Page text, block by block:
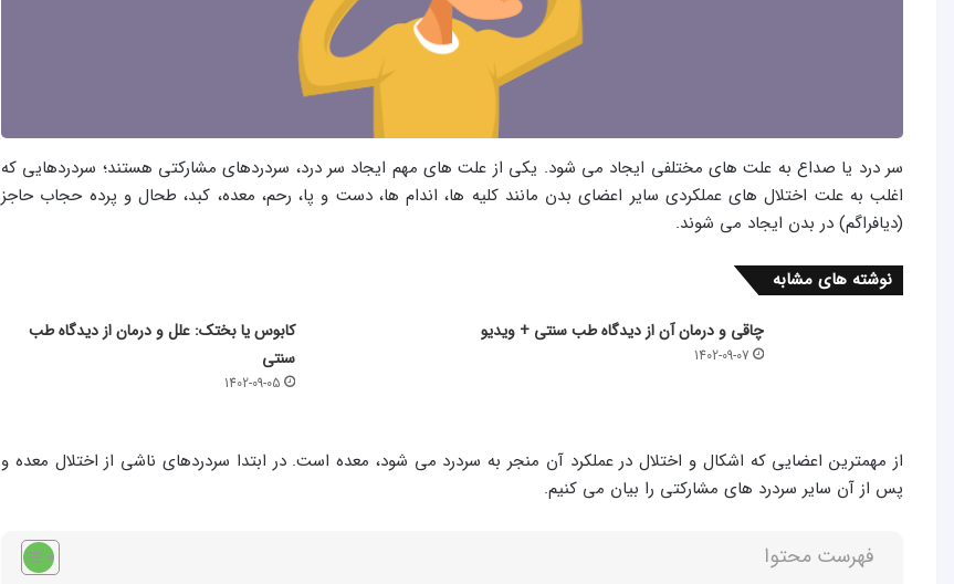
سر درد یا صداع به علت های مختلفی ایجاد می شود. یکی از علت های مهم ایجاد سر درد، سردردهای مشارکتی هستند؛ سردردهایی که
اغلب به علت اختلال های عملکردی سایر اعضای بدن مانند کلیه ها، اندام ها، دست و پا، رحم، معده، کبد، طحال و پرده حجاب حاجز
(دیافراگم) در بدن ایجاد می شوند.
نوشته های مشابه
چاقی و درمان آن از دیدگاه طب سنتی + ویدیو
1402-09-07
کابوس یا بختک: علل و درمان از دیدگاه طب
سنتی
1402-09-05
از مهمترین اعضایی که اشکال و اختلال در عملکرد آن منجر به سردرد می شود، معده است. در ابتدا سردردهای ناشی از اختلال معده و
پس از آن سایر سردرد های مشارکتی را بیان می کنیم.
فهرست محتوا